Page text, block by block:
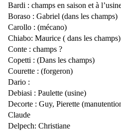
Bardi : champs en saison et à
Boraso : Gabriel (dans les champs)
Carollo : (mécano)
Chiabo: Maurice ( dans les champs)
Conte : champs ?
Copetti : (Dans les champs)
Courette : (forgeron)
Dario :
Debiasi : Paulette (usine)
Decorte : Guy, Pierette
Claude
Delpech: Christiane